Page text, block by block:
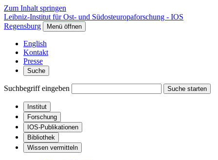
Zum Inhalt springen
Leibniz-Institut für Ost- und Südosteuropaforschung - IOS
Regensburg
Menü öffnen
English
Kontakt
Presse
Suche
Suchbegriff eingeben Suche starten
Institut
Forschung
IOS-Publikationen
Bibliothek
Wissen vermitteln